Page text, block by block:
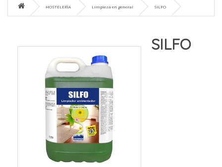
HOSTELERÍA Limpieza en general SILFO
SILFO